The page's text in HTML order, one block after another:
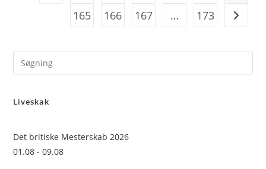
165
166 167 … 173 Go to
Liveskak
Det britiske Mesterskab 2026
01.08 - 09.08